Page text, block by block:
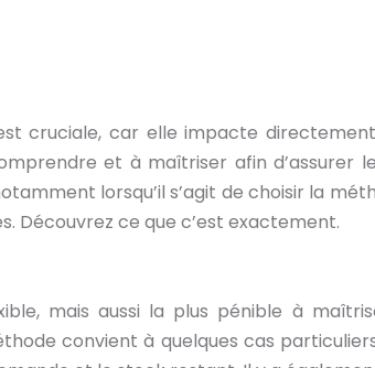
cruciale, car elle impacte
et à maîtriser afin d’assurer
lorsqu’il s’agit de choisir la
Découvrez ce que c’est exactement.
mais aussi la plus pénible à
convient à quelques cas